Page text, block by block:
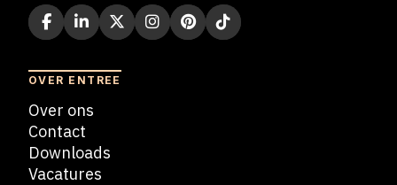
OVER ENTREE
Over ons
Contact
Downloads
Vacatures